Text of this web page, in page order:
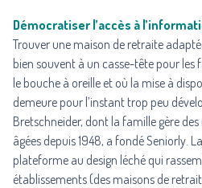
Démocratiser l’accès à
Trouver une maison de retraite
bien souvent à un casse-tête pour les
le bouche à oreille et où la mise à
demeure pour l’instant trop peu
Bretschneider, dont la famille gère
âgées depuis 1948, a fondé Seniorly.
plateforme au design léché qui
établissements (des maisons de